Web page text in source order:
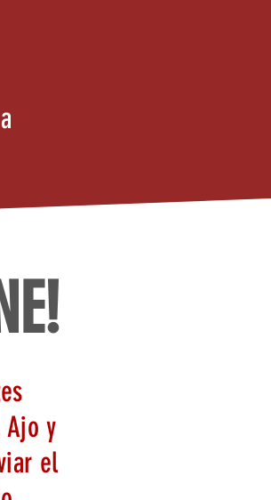
Ajo y
el